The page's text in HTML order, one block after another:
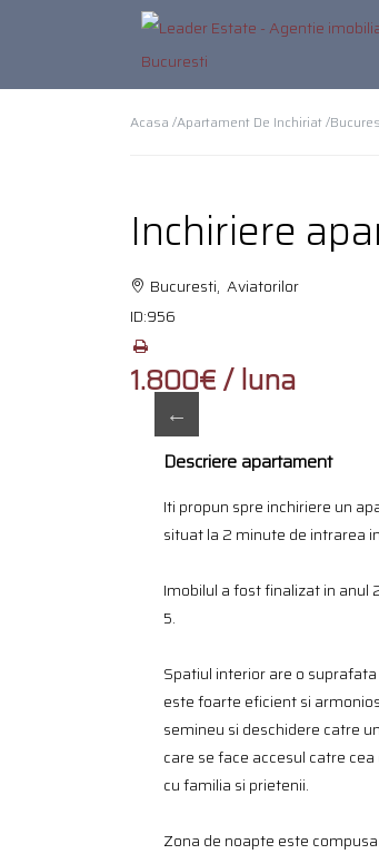
Acasa /Apartament De Inchiriat /
Inchiriere
Bucuresti, Aviatorilor
ID:956
1.800€ / luna
Descriere apartament
Iti propun spre inchiriere un
situat la 2 minute de intrarea
Imobilul a fost finalizat in
5.
Spatiul interior are o
este foarte eficient si
semineu si deschidere catre
care se face accesul catre
cu familia si prietenii.
Zona de noapte este